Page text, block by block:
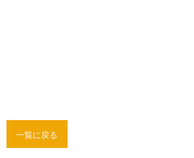
一覧に戻る